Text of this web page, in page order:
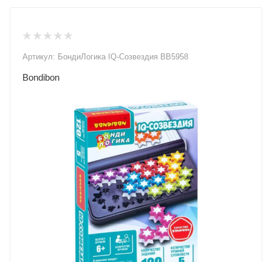
Артикул: БондиЛогика IQ-Созвездия ВВ5958
Bondibon